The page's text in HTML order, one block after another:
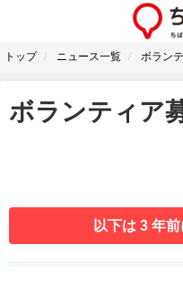
トップ ニュース一覧 ボラン
ボランティア
以下は 3 年